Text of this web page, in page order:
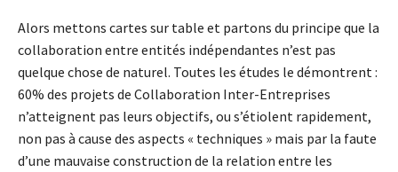
Alors mettons cartes sur table et partons du principe que la
collaboration entre entités indépendantes n’est pas
quelque chose de naturel. Toutes les études le démontrent :
60% des projets de Collaboration Inter-Entreprises
n’atteignent pas leurs objectifs, ou s’étiolent rapidement,
non pas à cause des aspects « techniques » mais par la faute
d’une mauvaise construction de la relation entre les